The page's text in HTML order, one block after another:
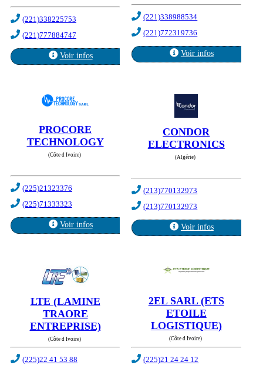
(221)338225753
(221)777884747
Voir infos
(221)338988534
(221)772319736
Voir infos
PROCORE
TECHNOLOGY
(Côte d Ivoire)
(225)21323376
(225)71333323
Voir infos
CONDOR
ELECTRONICS
(Algérie)
(213)770132973
(213)770132973
Voir infos
LTE (LAMINE
TRAORE
ENTREPRISE)
(Côte d Ivoire)
(225)22 41 53 88
2EL SARL (ETS
ETOILE
LOGISTIQUE)
(Côte d Ivoire)
(225)21 24 24 12